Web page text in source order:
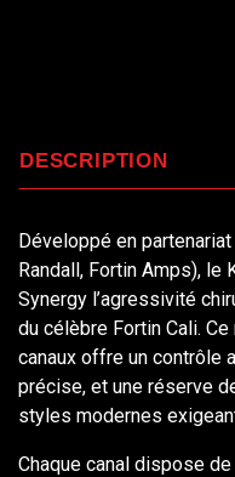
DESCRIPTION
Développé en
Randall, Fortin Amps),
Synergy l’agressivité
du célèbre Fortin Cali.
canaux offre un contrôle
précise, et une réserve
styles modernes
Chaque canal dispose